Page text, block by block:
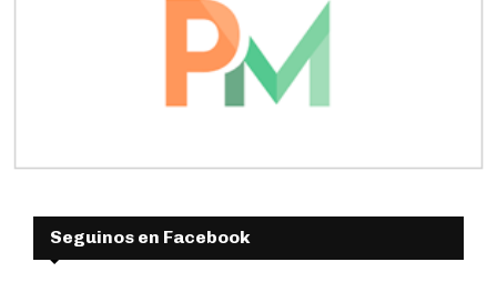
Seguinos en Facebook